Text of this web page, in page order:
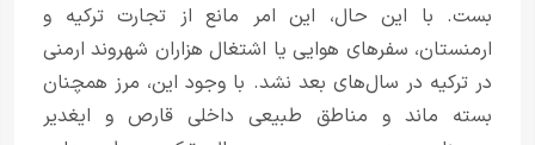
بست. با این حال، این امر مانع از تجارت ترکیه و
ارمنستان، سفرهای هوایی یا اشتغال هزاران شهروند ارمنی
در ترکیه در سال‌های بعد نشد. با وجود این، مرز همچنان
بسته ماند و مناطق طبیعی داخلی قارص و ایغدیر